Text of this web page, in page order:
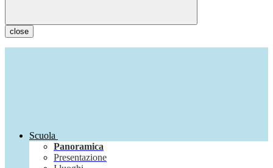
close
Scuola
Panoramica
Presentazione